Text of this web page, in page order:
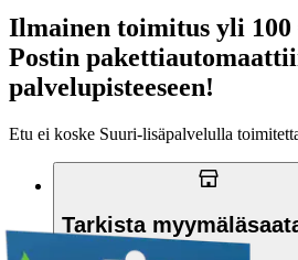
Ilmainen toimitus yli
Postin
palvelupisteeseen!
Etu ei koske Suuri‑lisäpalvelulla
Tarkista